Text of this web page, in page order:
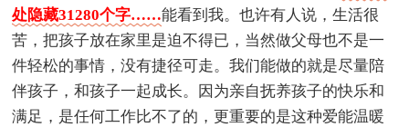
处隐藏31280个字……能看到我。也许有人说，生活很
苦，把孩子放在家里是迫不得已，当然做父母也不是一
件轻松的事情，没有捷径可走。我们能做的就是尽量陪
伴孩子，和孩子一起成长。因为亲自抚养孩子的快乐和
满足，是任何工作比不了的，更重要的是这种爱能温暖